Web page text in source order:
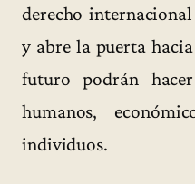
derecho
y abre la puerta
futuro podrán
humanos,
individuos.